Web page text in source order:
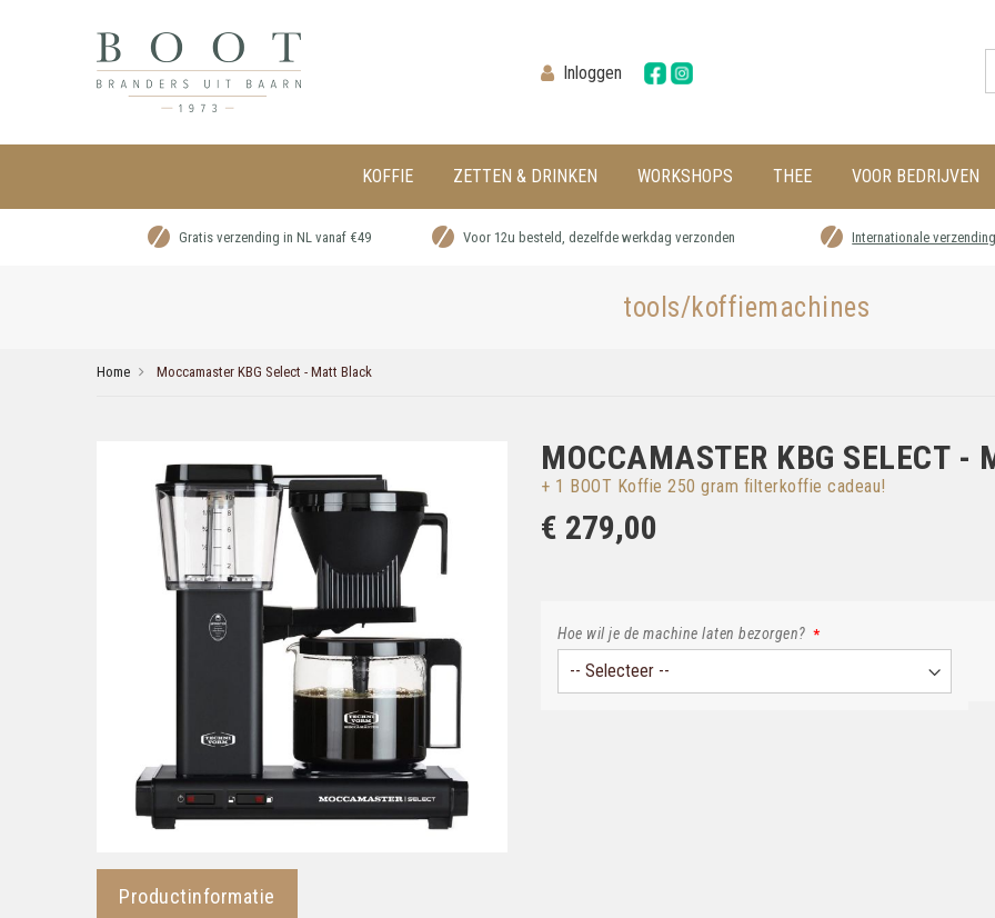
Inloggen
KOFFIE ZETTEN & DRINKEN WORKSHOPS THEE VOOR BEDRIJVEN
Gratis verzending in NL vanaf €49 Voor 12u besteld, dezelfde werkdag verzonden Internationale
tools/koffiemachines
Home Moccamaster KBG Select - Matt Black
MOCCAMASTER KBG SELECT -
+ 1 BOOT Koffie 250 gram filterkoffie cadeau!
€ 279,00
Hoe wil je de machine laten bezorgen?
Productinformatie